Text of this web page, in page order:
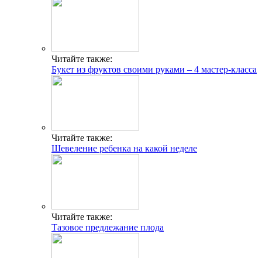
Читайте также:
Букет из фруктов своими руками – 4 мастер-класса
Читайте также:
Шевеление ребенка на какой неделе
Читайте также:
Тазовое предлежание плода